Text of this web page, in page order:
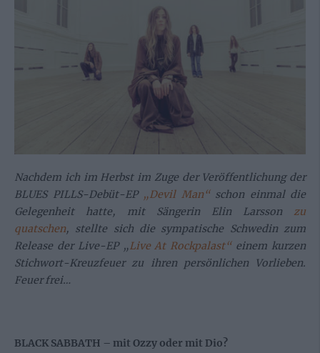
Nachdem ich im Herbst im Zuge der Veröffentlichung der
BLUES PILLS-Debüt-EP „Devil Man“schon einmal die
Gelegenheit hatte, mit Sängerin Elin Larsson zu
quatschen, stellte sich die sympatische Schwedin zum
Release der Live-EP „Live At Rockpalast“einem kurzen
Stichwort-Kreuzfeuer zu ihren persönlichen Vorlieben.
Feuer frei…
BLACK SABBATH – mit Ozzy oder mit Dio?